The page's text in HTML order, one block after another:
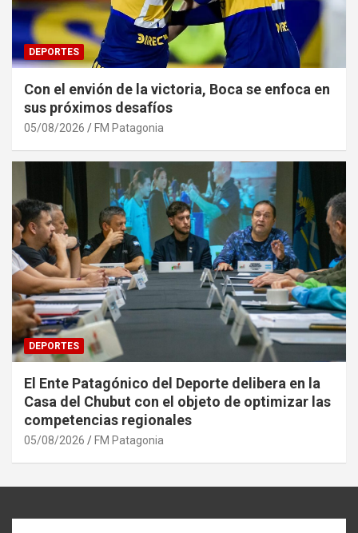
DEPORTES
Con el envión de la victoria, Boca se enfoca en
sus próximos desafíos
05/08/2026 FM Patagonia
DEPORTES
El Ente Patagónico del Deporte delibera en la
Casa del Chubut con el objeto de optimizar las
competencias regionales
05/08/2026 FM Patagonia